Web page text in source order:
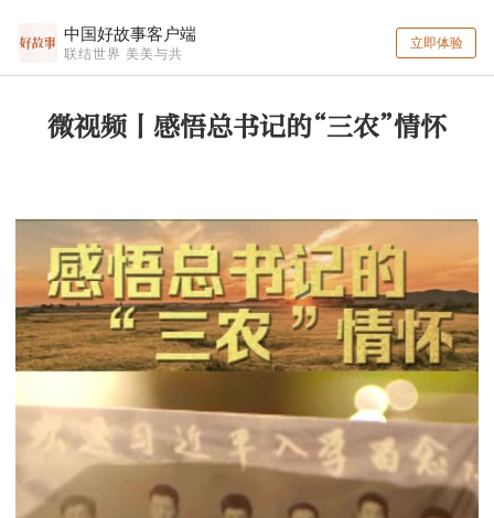
中国好故事客户端
联结世界 美美与共
立即体验
微视频丨感悟总书记的“三农”情怀